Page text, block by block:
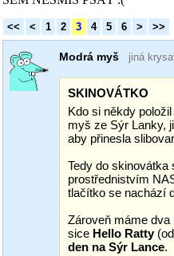
<< < 1 2 3 4 5 6 > >>
Modrá myš jiná
SKINOVÁTKO
Kdo si někdy
myš ze Sýr Lanky,
aby přinesla
Tedy do skinovátka
prostřednistvím
tlačítko se nachází
Zároveň máme dva
sice Hello Ratty(od
den na Sýr Lance.